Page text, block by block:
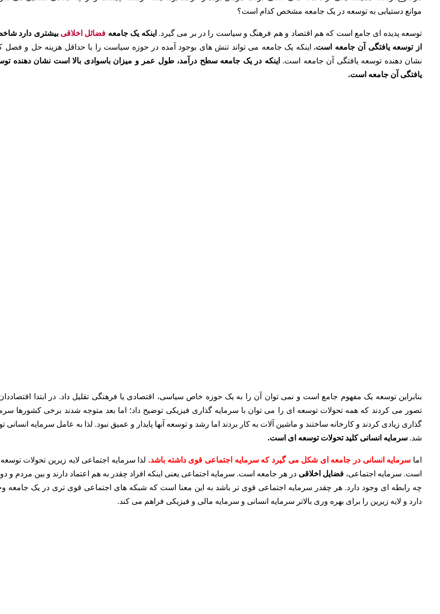
موانع دستیابی به توسعه در یک جامعه مشخص کدام است؟
توسعه پدیده ای جامع است که هم اقتصاد و هم فرهنگ و سیاست را در بر می گیرد. اینکه یک جامعه فضائل اخلاقی بیشتری دارد
از توسعه یافتگی آن جامعه است.اینکه یک جامعه می تواند تنش های بوجود آمده در حوزه سیاست را با حداقل هزینه حل و فصل
نشان دهنده توسعه یافتگی آن جامعه است. اینکه در یک جامعه سطح درآمد، طول عمر و میزان باسوادی بالا است نشان دهنده
یافتگی آن جامعه است.
بنابراین توسعه یک مفهوم جامع است و نمی توان آن را به یک حوزه خاص سیاسی، اقتصادی یا فرهنگی تقلیل داد. در ابتدا
تصور می کردند که همه تحولات توسعه ای را می توان با سرمایه گذاری فیزیکی توضیح داد؛ اما بعد متوجه شدند برخی کشورها
گذاری زیادی کردند و کارخانه ساختند و ماشین آلات به کار بردند اما رشد و توسعه آنها پایدار و عمیق نبود. لذا به عامل سرمایه انسانی
شد. سرمایه انسانی کلید تحولات توسعه ای است.
اما سرمایه انسانی در جامعه ای شکل می گیرد که سرمایه اجتماعی قوی داشته باشد.لذا سرمایه اجتماعی لایه زیرین تحولات
است. سرمایه اجتماعی، فضایل اخلاقی در هر جامعه است. سرمایه اجتماعی یعنی اینکه افراد چقدر به هم اعتماد دارند و بین مردم و
چه رابطه ای وجود دارد. هر چقدر سرمایه اجتماعی قوی تر باشد به این معنا است که شبکه های اجتماعی قوی تری در یک جامعه
دارد و لایه زیرین را برای بهره وری بالاتر سرمایه انسانی و سرمایه مالی و فیزیکی فراهم می کند.